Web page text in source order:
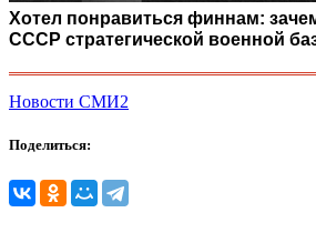
Хотел понравиться финнам:
СССР стратегической военной
Новости СМИ2
Поделиться: